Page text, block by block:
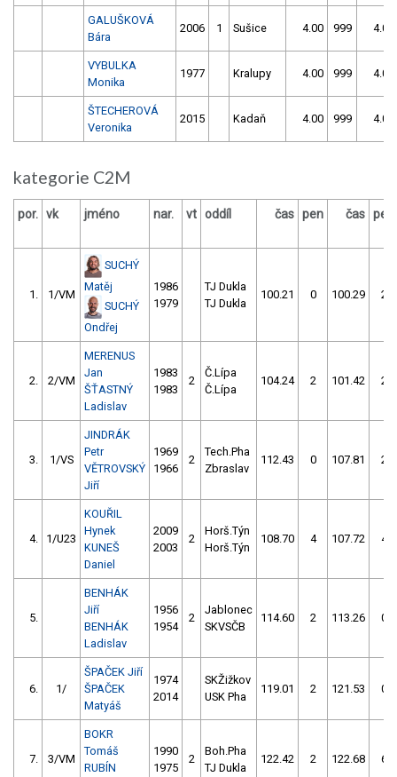
GALUŠKOVÁ
Bára
2006 1 Sušice 4.00 999 4.00
VYBULKA
Monika
1977 Kralupy 4.00 999 4.00
ŠTECHEROVÁ
Veronika
2015 Kadaň 4.00 999 4.00
kategorie C2M
por. vk jméno nar. vt oddíl čas pen čas pen
1. 1/VM
SUCHÝ
Matěj
SUCHÝ
Ondřej
1986
1979
TJ Dukla
TJ Dukla
100.21 0 100.29 2
2. 2/VM
MERENUS
Jan
ŠŤASTNÝ
Ladislav
1983
1983
2
Č.Lípa
Č.Lípa
104.24 2 101.42 2
3. 1/VS
JINDRÁK
Petr
VĚTROVSKÝ
Jiří
1969
1966
2
Tech.Pha
Zbraslav
112.43 0 107.81 2
4. 1/U23
KOUŘIL
Hynek
KUNEŠ
Daniel
2009
2003
2
Horš.Týn
Horš.Týn
108.70 4 107.72 4
5.
BENHÁK
Jiří
BENHÁK
Ladislav
1956
1954
2
Jablonec
SKVSČB
114.60 2 113.26 0
6. 1/
ŠPAČEK Jiří
ŠPAČEK
Matyáš
1974
2014
SKŽižkov
USK Pha
119.01 2 121.53 0
7. 3/VM
BOKR
Tomáš
RUBÍN
1990
1975
2
Boh.Pha
TJ Dukla
122.42 2 122.68 6